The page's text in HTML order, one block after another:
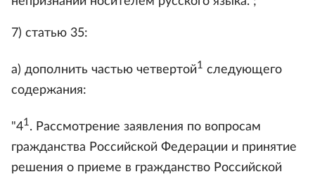
7) статью 35:
а) дополнить частью четвертой1 следующего
содержания:
"41. Рассмотрение заявления по вопросам
гражданства Российской Федерации и принятие
решения о приеме в гражданство Российской